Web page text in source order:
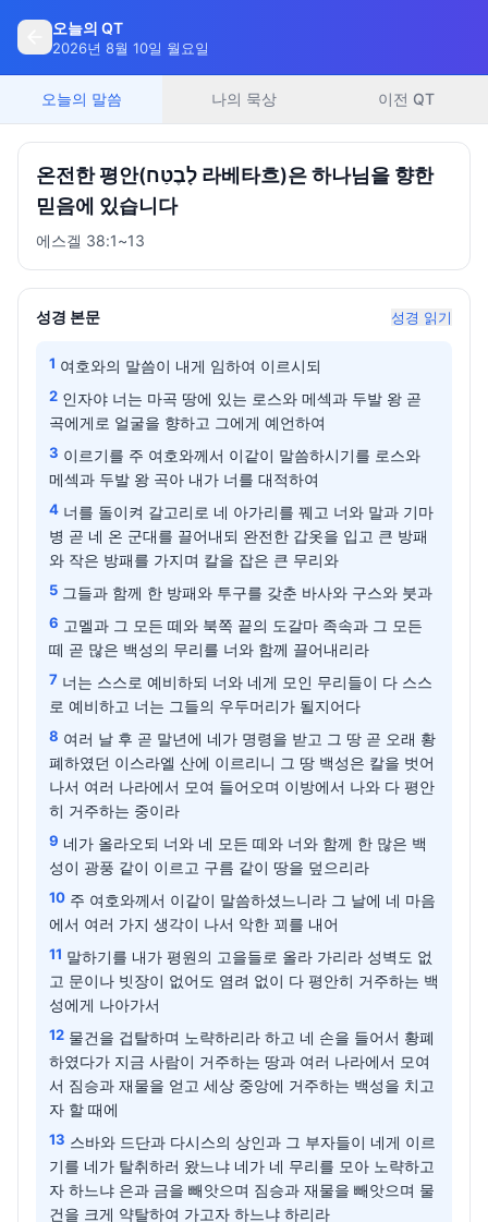
오늘의 QT
2026년 8월 10일 월요일
오늘의 말씀 나의 묵상 이전 QT
온전한 평안(לָבֶטַח 라베타흐)은 하나님을 향한
믿음에 있습니다
에스겔 38:1~13
성경 본문 성경 읽기
1 여호와의 말씀이 내게 임하여 이르시되
2 인자야 너는 마곡 땅에 있는 로스와 메섹과 두발 왕 곧
곡에게로 얼굴을 향하고 그에게 예언하여
3 이르기를 주 여호와께서 이같이 말씀하시기를 로스와
메섹과 두발 왕 곡아 내가 너를 대적하여
4 너를 돌이켜 갈고리로 네 아가리를 꿰고 너와 말과 기마
병 곧 네 온 군대를 끌어내되 완전한 갑옷을 입고 큰 방패
와 작은 방패를 가지며 칼을 잡은 큰 무리와
5 그들과 함께 한 방패와 투구를 갖춘 바사와 구스와 붓과
6 고멜과 그 모든 떼와 북쪽 끝의 도갈마 족속과 그 모든
떼 곧 많은 백성의 무리를 너와 함께 끌어내리라
7 너는 스스로 예비하되 너와 네게 모인 무리들이 다 스스
로 예비하고 너는 그들의 우두머리가 될지어다
8 여러 날 후 곧 말년에 네가 명령을 받고 그 땅 곧 오래 황
폐하였던 이스라엘 산에 이르리니 그 땅 백성은 칼을 벗어
나서 여러 나라에서 모여 들어오며 이방에서 나와 다 평안
히 거주하는 중이라
9 네가 올라오되 너와 네 모든 떼와 너와 함께 한 많은 백
성이 광풍 같이 이르고 구름 같이 땅을 덮으리라
10 주 여호와께서 이같이 말씀하셨느니라 그 날에 네 마음
에서 여러 가지 생각이 나서 악한 꾀를 내어
11 말하기를 내가 평원의 고을들로 올라 가리라 성벽도 없
고 문이나 빗장이 없어도 염려 없이 다 평안히 거주하는 백
성에게 나아가서
12 물건을 겁탈하며 노략하리라 하고 네 손을 들어서 황폐
하였다가 지금 사람이 거주하는 땅과 여러 나라에서 모여
서 짐승과 재물을 얻고 세상 중앙에 거주하는 백성을 치고
자 할 때에
13 스바와 드단과 다시스의 상인과 그 부자들이 네게 이르
기를 네가 탈취하러 왔느냐 네가 네 무리를 모아 노략하고
자 하느냐 은과 금을 빼앗으며 짐승과 재물을 빼앗으며 물
건을 크게 약탈하여 가고자 하느냐 하리라